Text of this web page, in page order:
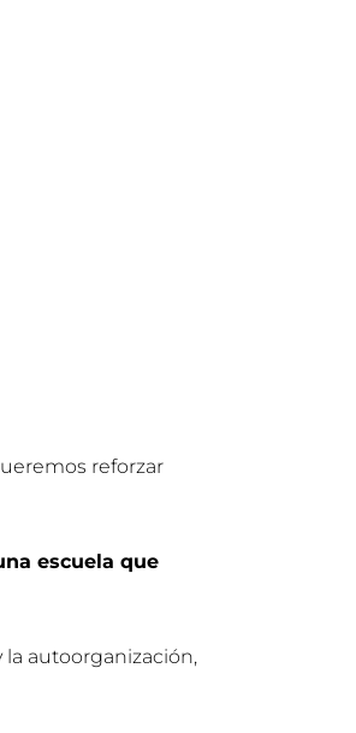
reforzar
escuela que
autoorganización,